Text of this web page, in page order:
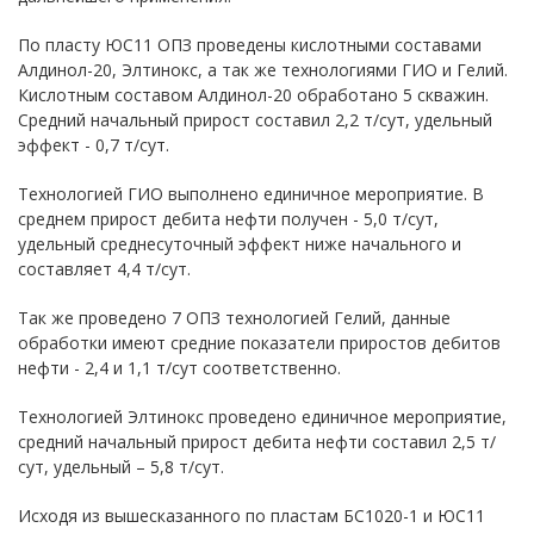
По пласту ЮС11 ОПЗ проведены кислотными составами
Алдинол-20, Элтинокс, а так же технологиями ГИО и Гелий.
Кислотным составом Алдинол-20 обработано 5 скважин.
Средний начальный прирост составил 2,2 т/сут, удельный
эффект - 0,7 т/сут.
Технологией ГИО выполнено единичное мероприятие. В
среднем прирост дебита нефти получен - 5,0 т/сут,
удельный среднесуточный эффект ниже начального и
составляет 4,4 т/сут.
Так же проведено 7 ОПЗ технологией Гелий, данные
обработки имеют средние показатели приростов дебитов
нефти - 2,4 и 1,1 т/сут соответственно.
Технологией Элтинокс проведено единичное мероприятие,
средний начальный прирост дебита нефти составил 2,5 т/
сут, удельный – 5,8 т/сут.
Исходя из вышесказанного по пластам БС1020-1 и ЮС11